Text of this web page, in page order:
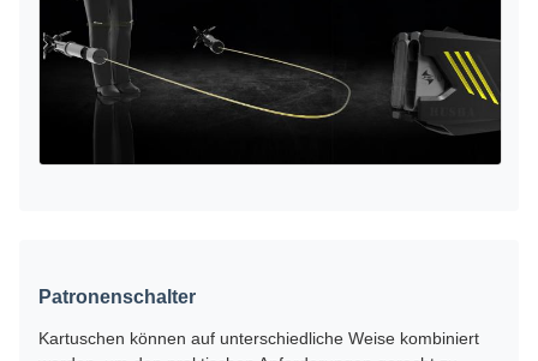
Patronenschalter
Kartuschen können auf unterschiedliche Weise kombiniert